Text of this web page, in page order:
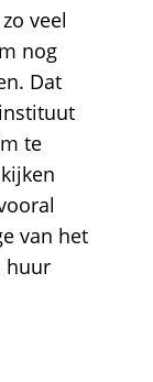
veel
nog
Dat
te
van het
huur